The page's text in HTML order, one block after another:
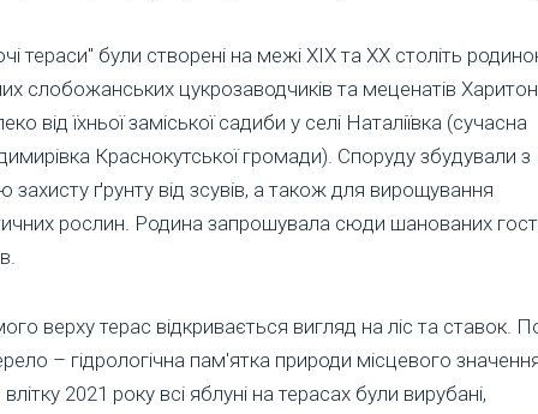
тераси" були створені на межі XIX та XX століть
слобожанських цукрозаводчиків та меценатів
від їхньої заміської садиби у селі Наталіївка (сучасна
Краснокутської громади). Споруду збудували з
захисту ґрунту від зсувів, а також для вирощування
рослин. Родина запрошувала сюди шанованих
верху терас відкривається вигляд на ліс та ставок.
– гідрологічна пам'ятка природи місцевого
2021 року всі яблуні на терасах були вирубані,